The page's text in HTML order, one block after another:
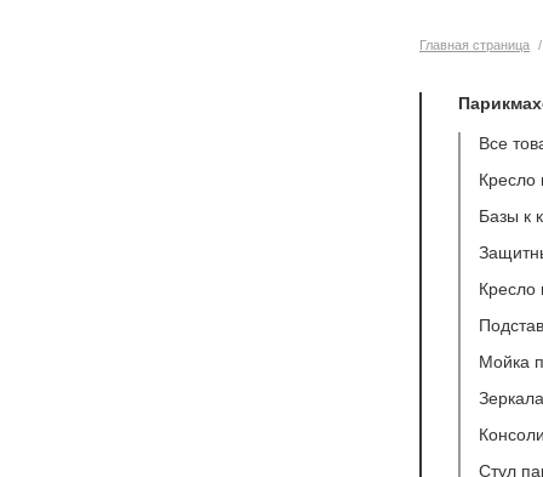
Главная страница /
Все
Кресло
Базы к
Кресло
Мойка
Стул